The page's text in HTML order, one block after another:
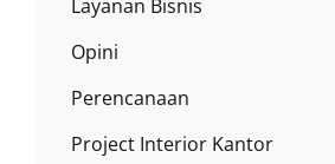
Layanan Bisnis
Opini
Perencanaan
Project Interior Kantor